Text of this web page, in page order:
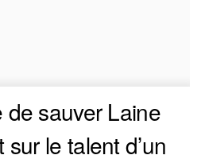
sauver Laine
le talent d’un